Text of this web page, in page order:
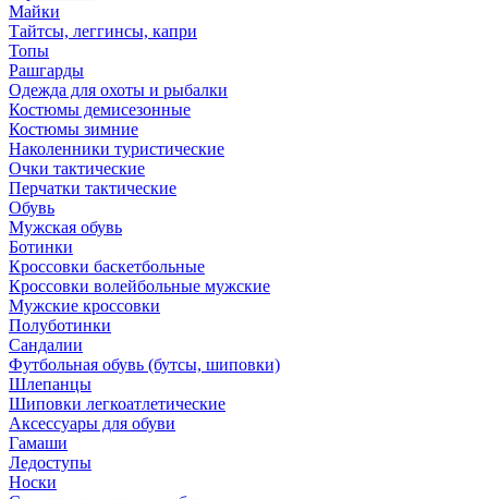
Майки
Тайтсы, леггинсы, капри
Топы
Рашгарды
Одежда для охоты и рыбалки
Костюмы демисезонные
Костюмы зимние
Наколенники туристические
Очки тактические
Перчатки тактические
Обувь
Мужская обувь
Ботинки
Кроссовки баскетбольные
Кроссовки волейбольные мужские
Мужские кроссовки
Полуботинки
Сандалии
Футбольная обувь (бутсы, шиповки)
Шлепанцы
Шиповки легкоатлетические
Аксессуары для обуви
Гамаши
Ледоступы
Носки